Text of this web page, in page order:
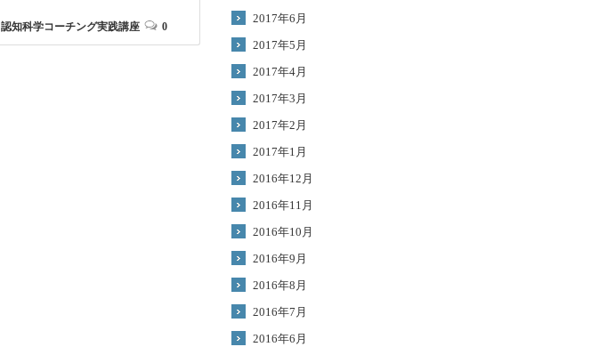
認知科学コーチング実践講座 0
2017年6月
2017年5月
2017年4月
2017年3月
2017年2月
2017年1月
2016年12月
2016年11月
2016年10月
2016年9月
2016年8月
2016年7月
2016年6月